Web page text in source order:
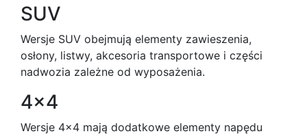
SUV
Wersje SUV obejmują elementy zawieszenia,
osłony, listwy, akcesoria transportowe i części
nadwozia zależne od wyposażenia.
4x4
Wersje 4x4 mają dodatkowe elementy napędu